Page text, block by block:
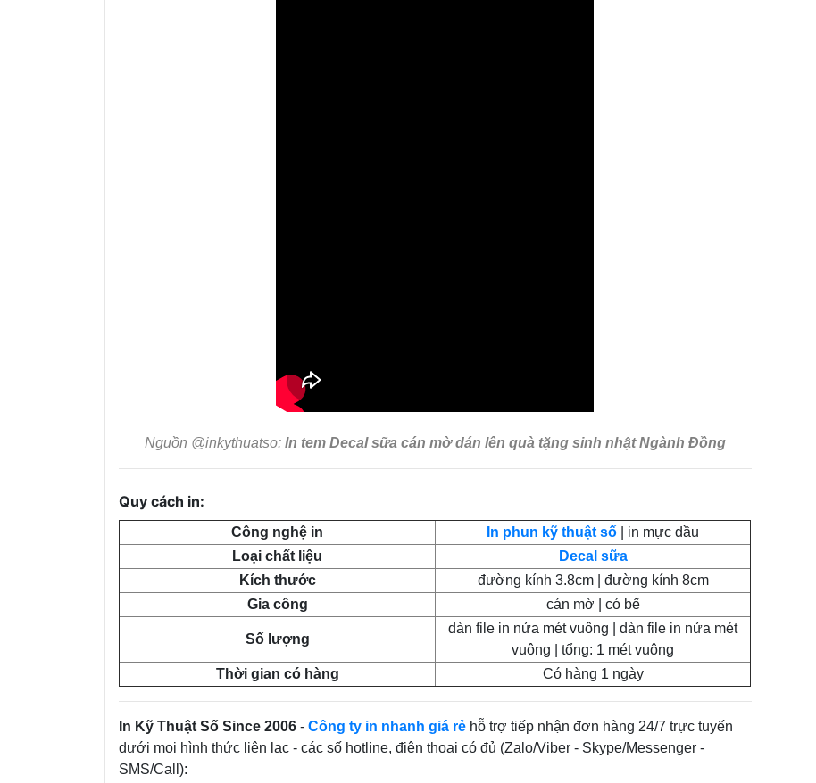
Nguồn @inkythuatso: In tem Decal sữa cán mờ dán lên quà tặng sinh nhật Ngành Đồng
Quy cách in:
Công nghệ in In phun kỹ thuật số | in mực dầu
Loại chất liệu
Decal sữa
Kích thước
đường kính 3.8cm | đường kính 8cm
Gia công
cán mờ | có bế
Số lượng
dàn file in nửa mét vuông | dàn file in nửa mét
vuông | tổng: 1 mét vuông
Thời gian có hàng
Có hàng 1 ngày
In Kỹ Thuật Số Since 2006 - Công ty in nhanh giá rẻ hỗ trợ tiếp nhận đơn hàng 24/7 trực tuyến
dưới mọi hình thức liên lạc - các số hotline, điện thoại có đủ (Zalo/Viber - Skype/Messenger -
SMS/Call):